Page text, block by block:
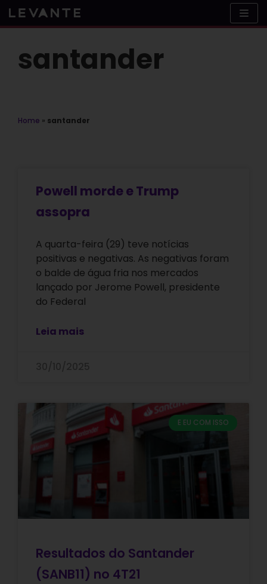
Skip
to
santander
Home » santander
Powell morde e Trump
assopra
A quarta-feira (29) teve notícias
positivas e negativas. As negativas foram
o balde de água fria nos mercados
lançado por Jerome Powell, presidente
do Federal
Leia mais
E EU COM ISSO
Resultados do Santander
(SANB11) no 4T21